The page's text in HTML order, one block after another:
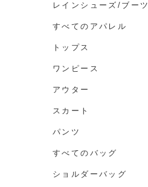
レインシューズ/ブーツ
すべてのアパレル
トップス
ワンピース
アウター
スカート
パンツ
すべてのバッグ
ショルダーバッグ